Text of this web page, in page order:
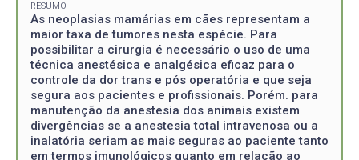
RESUMO
As neoplasias mamárias em cães representam a
maior taxa de tumores nesta espécie. Para
possibilitar a cirurgia é necessário o uso de uma
técnica anestésica e analgésica eficaz para o
controle da dor trans e pós operatória e que seja
segura aos pacientes e profissionais. Porém. para
manutenção da anestesia dos animais existem
divergências se a anestesia total intravenosa ou a
inalatória seriam as mais seguras ao paciente tanto
em termos imunológicos quanto em relação ao